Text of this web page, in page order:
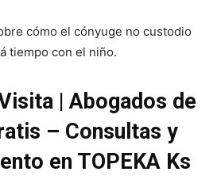
cómo el cónyuge no custodio
tiempo con el niño.
| Abogados de
– Consultas y
en TOPEKA Ks